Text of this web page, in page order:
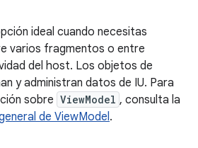
ideal cuando necesitas
varios fragmentos o entre
del host. Los objetos de
y administran datos de IU. Para
sobre ViewModel , consulta la
de ViewModel.